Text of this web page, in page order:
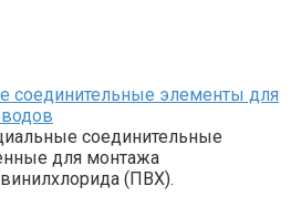
соединительные элементы для
соединительные
для монтажа
(ПВХ).